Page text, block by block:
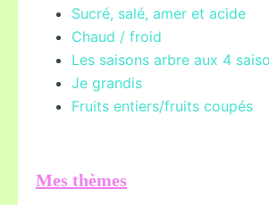
Sucré, salé, amer et acide
Chaud / froid
Les saisons arbre aux 4
Je grandis
Fruits entiers/fruits coupés
Mes thèmes